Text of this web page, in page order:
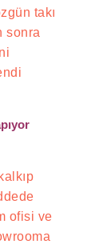
takı
sonra
ofisi ve